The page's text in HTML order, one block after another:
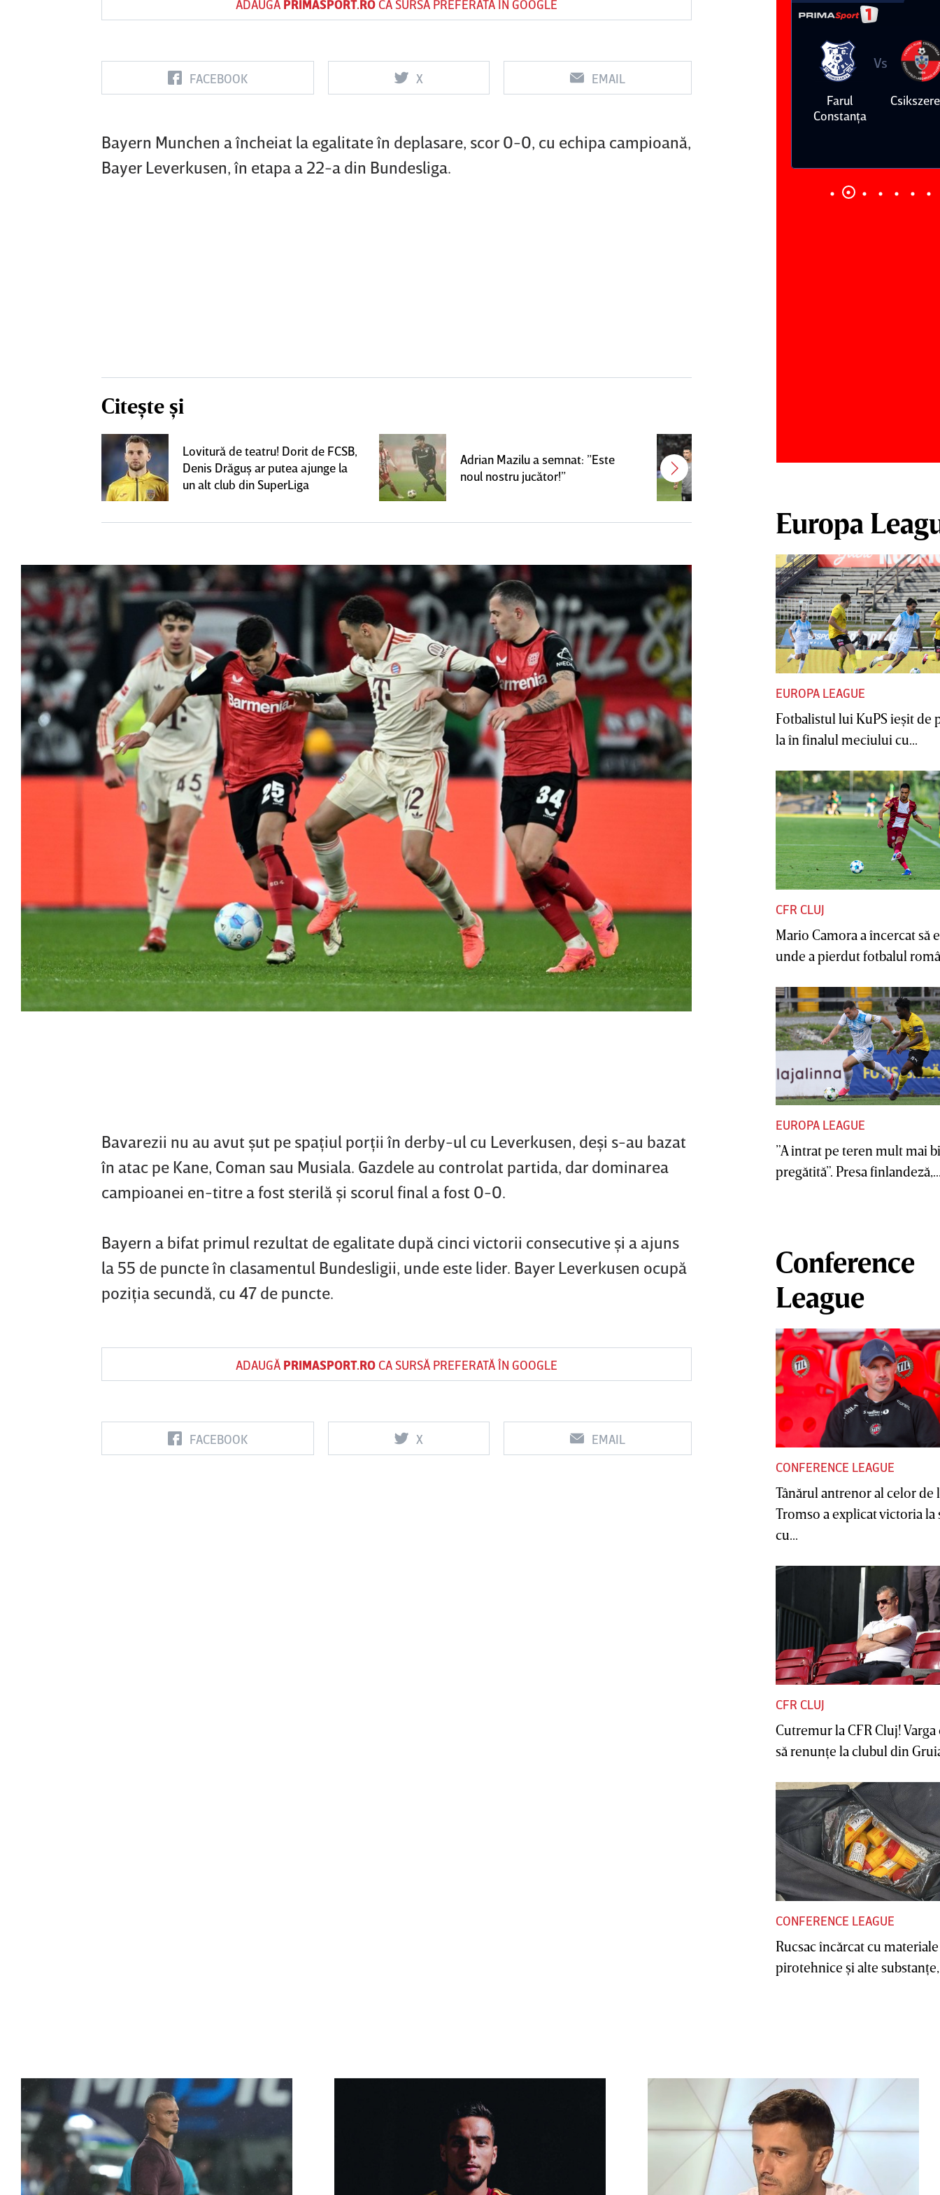
ADAUGĂ PRIMASPORT.ROCA SURSĂ PREFERATĂ ÎN GOOGLE
FACEBOOK X EMAIL
Bayern Munchen a încheiat la egalitate în deplasare, scor 0-0, cu echipa campioană,
Bayer Leverkusen, în etapa a 22-a din Bundesliga.
Citește și
Lovitură de teatru! Dorit de FCSB,
Denis Drăguş ar putea ajunge la
un alt club din SuperLiga
Adrian Mazilu a semnat: ”Este
noul nostru jucător!”
Antonio Folha a fost demis de la
Bavarezii nu au avut şut pe spaţiul porţii în derby-ul cu Leverkusen, deşi s-au bazat
în atac pe Kane, Coman sau Musiala. Gazdele au controlat partida, dar dominarea
campioanei en-titre a fost sterilă şi scorul final a fost 0-0.
Bayern a bifat primul rezultat de egalitate după cinci victorii consecutive şi a ajuns
la 55 de puncte în clasamentul Bundesligii, unde este lider. Bayer Leverkusen ocupă
poziţia secundă, cu 47 de puncte.
ADAUGĂ PRIMASPORT.ROCA SURSĂ PREFERATĂ ÎN GOOGLE
FACEBOOK X EMAIL
Vs Vs
0
Vs
0
Vs
Dinamo
Vs
FC
Europa
EUROPA LEAGUE
Fotbalistul lui KuPS ieşit de
la în finalul meciului cu...
CFR CLUJ
Mario Camora a încercat să
unde a pierdut fotbalul
EUROPA LEAGUE
”A intrat pe teren mult mai
pregătită”. Presa
Conference
League
CONFERENCE LEAGUE
Tânărul antrenor al celor de
Tromso a explicat victoria la
cu...
CFR CLUJ
Cutremur la CFR Cluj! Varga
să renunţe la clubul din
CONFERENCE LEAGUE
Rucsac încărcat cu materiale
pirotehnice şi alte substanţe,